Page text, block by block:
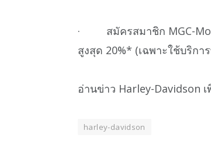
· สมัครสมาชิก MGC-
สูงสุด 20%* (เฉพาะใช้บริกา
อ่านข่าว Harley-Davidson เ
harley-davidson